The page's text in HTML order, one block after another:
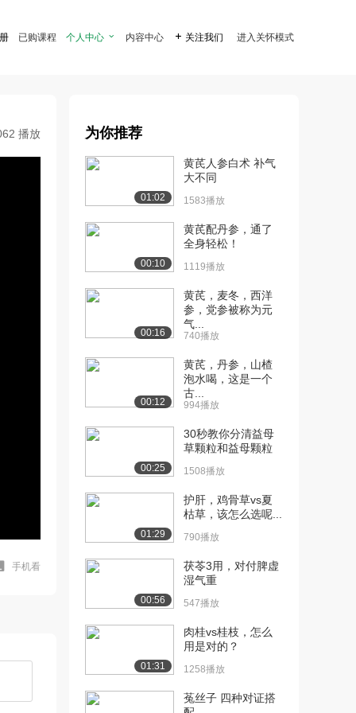
已购课程 个人中心  内容中心  关注我们 进入关怀模式
播放
手机看
为你推荐
01:02
黄芪人参白术 补气
大不同
1583播放
00:10
黄芪配丹参，通了
全身轻松！
1119播放
00:16
黄芪，麦冬，西洋
参，党参被称为元
气...
740播放
00:12
黄芪，丹参，山楂
泡水喝，这是一个
古...
994播放
00:25
30秒教你分清益母
草颗粒和益母颗粒
1508播放
01:29
护肝，鸡骨草vs夏
枯草，该怎么选呢...
790播放
00:56
茯苓3用，对付脾虚
湿气重
547播放
01:31
肉桂vs桂枝，怎么
用是对的？
1258播放
菟丝子 四种对证搭